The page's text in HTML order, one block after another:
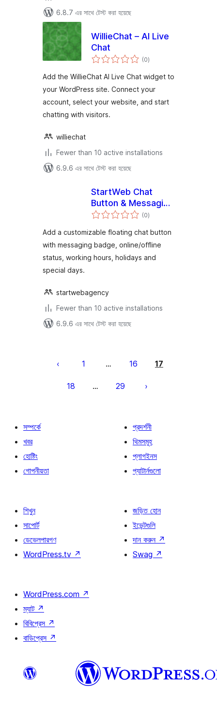
6.8.7 এর সাথে টেস্ট করা হয়েছে
WillieChat – AI Live
Chat
(0total
ratings
)
Add the WillieChat AI Live Chat widget to
your WordPress site. Connect your
account, select your website, and start
chatting with visitors.
williechat
Fewer than 10 active installations
6.9.6 এর সাথে টেস্ট করা হয়েছে
StartWeb Chat
Button & Messaging
Badge
(0total
ratings
)
Add a customizable floating chat button
with messaging badge, online/offline
status, working hours, holidays and
special days.
startwebagency
Fewer than 10 active installations
6.9.6 এর সাথে টেস্ট করা হয়েছে
পেজিনেশন
1 … 16 17
18 … 29
সম্পর্কে
খবর
হোষ্টিং
গোপনীয়তা
প্রদর্শনী
থিমসমূহ
প্লাগইনস
প্যাটার্নগুলো
শিখুন
সাপোর্ট
ডেভেলপারগণ
WordPress.tv ↗
জড়িত হোন
ইভেন্টগুলি
দান করুন ↗
Swag ↗
WordPress.com ↗
ম্যাট ↗
বিবিপ্রেস ↗
বাডিপ্রেস ↗